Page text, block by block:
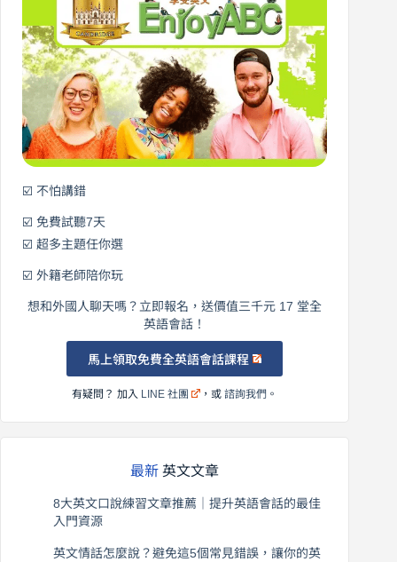
元
英
語！
☑️ 不怕講錯
☑️ 免費試聽7天
☑️ 超多主題任你選
☑️ 外籍老師陪你玩
想和外國人聊天嗎？立即報名，送價值三千元 17 堂全
英語會話！
馬上領取免費全英語會話課程
有疑問？ 加入 LINE 社團 ，或諮詢我們 。
最新 英文文章
8大英文口說練習文章推薦｜提升英語會話的最佳
入門資源
英文情話怎麼說？避免這5個常見錯誤，讓你的英